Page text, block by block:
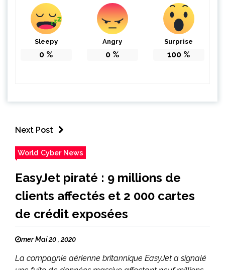
Sleepy
0 %
Angry
0 %
Surprise
100 %
Next Post
World Cyber News
EasyJet piraté : 9 millions de
clients affectés et 2 000 cartes
de crédit exposées
mer Mai 20 , 2020
La compagnie aérienne britannique EasyJet a signalé